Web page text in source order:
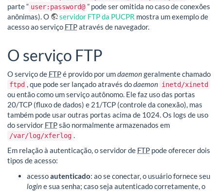
parte “ user:password@ ” pode ser omitida no caso de conexões
anônimas). O
servidor FTP da PUCPR mostra um exemplo de
acesso ao serviço FTPatravés de navegador.
O serviço FTP
O serviço de FTPé provido por umdaemongeralmente chamado
ftpd , que pode ser lançado através dodaemon inetd/xinetd
ou então como um serviço autônomo. Ele faz uso das portas
20/TCP (fluxo de dados) e 21/TCP (controle da conexão), mas
também pode usar outras portas acima de 1024. Os logs de uso
do servidor FTPsão normalmente armazenados em
/var/log/xferlog .
Em relação à autenticação, o servidor de FTP pode oferecer dois
tipos de acesso:
acessoautenticado: ao se conectar, o usuário fornece seu
logine sua senha; caso seja autenticado corretamente, o